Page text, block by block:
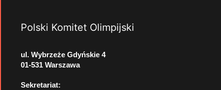
Polski Komitet Olimpijski
ul. Wybrzeże Gdyńskie 4
01-531 Warszawa
Sekretariat: